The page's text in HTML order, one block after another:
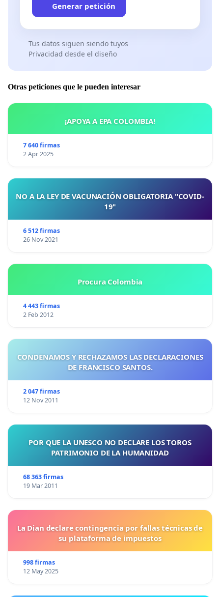
Generar petición
Tus datos siguen siendo tuyos
Privacidad desde el diseño
Otras peticiones que le pueden interesar
¡APOYA A EPA COLOMBIA!
7 640 firmas
2 Apr 2025
NO A LA LEY DE VACUNACIÓN OBLIGATORIA "COVID-
19"
6 512 firmas
26 Nov 2021
Procura Colombia
4 443 firmas
2 Feb 2012
CONDENAMOS Y RECHAZAMOS LAS DECLARACIONES
DE FRANCISCO SANTOS.
2 047 firmas
12 Nov 2011
POR QUE LA UNESCO NO DECLARE LOS TOROS
PATRIMONIO DE LA HUMANIDAD
68 363 firmas
19 Mar 2011
La Dian declare contingencia por fallas técnicas de
su plataforma de impuestos
998 firmas
12 May 2025